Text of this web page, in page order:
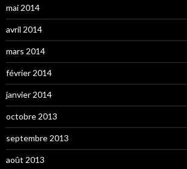
mai 2014
avril 2014
mars 2014
février 2014
janvier 2014
octobre 2013
septembre 2013
août 2013